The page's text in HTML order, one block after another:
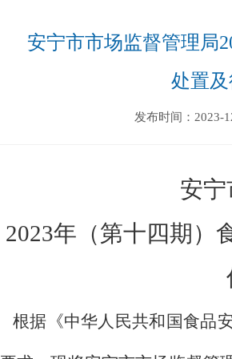
安宁市市场监督管理局
处置
发布时间：2023-
安
2023年 （第十四期）
根据《中华人民共和国食品